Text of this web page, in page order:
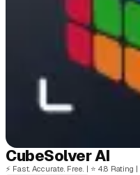
CubeSolverAI
⚡ Fast. Accurate. Free. | ⭐ 4.8 Rating |